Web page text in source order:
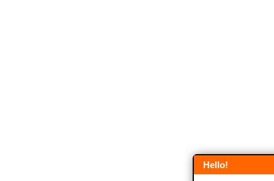
Hello!